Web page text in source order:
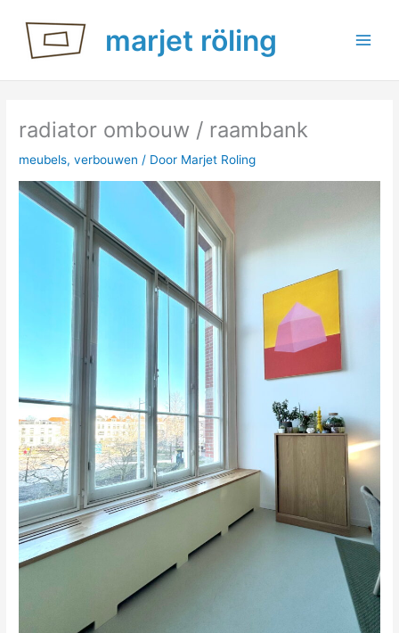
marjet röling
radiator ombouw / raambank
meubels,verbouwen / Door Marjet Roling